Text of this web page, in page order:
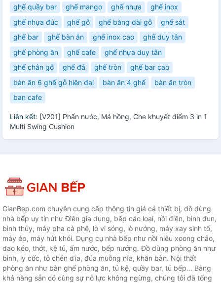
ghế quầy bar
ghế mango ghế nhựa
ghế inox
ghế nhựa đúc
ghế gỗ ghế băng dài gỗ
ghế sắt
ghế bar
ghế bàn ăn ghế inox cao
ghế duy tân
ghế phòng ăn
ghế cafe
ghế nhựa duy tân
ghế chân gỗ
ghế đá ghế tròn
ghế bar cao
bàn ăn 6 ghế gỗ hiện đại
bàn ăn 4 ghế
bàn ăn tròn
ban cafe
Liên kết: [V201] Phấn nước, Má hồng, Che khuyết điểm 3 in 1
Multi Swing Cushion
GianBep.com chuyên cung cấp thông tin giá cả thiết bị, đồ dùng
nhà bếp uy tín như Điện gia dụng, bếp các loại, nồi điện, bình đun,
bình thủy, máy pha cà phê, lò vi sóng, lò nướng, máy xay sinh tố,
máy ép, máy hút khói. Dụng cụ nhà bếp như nồi niêu xoong chảo,
dao kéo, thớt, kệ tủ, ấm nước, bếp nướng. Đồ dùng phòng ăn như
bình, ly cốc, tô chén dĩa, đũa muỗng nĩa, khăn bàn. Nội thất
phòng ăn như bàn ghế phòng ăn, tủ kệ, quầy bar, tủ bếp... Bằng
khả năng sẵn có cùng sự nỗ lực không ngừng, chúng tôi đã tổng